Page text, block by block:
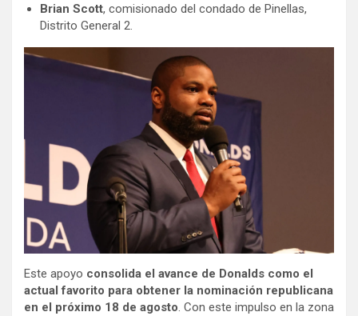
Brian Scott, comisionado del condado de Pinellas,
Distrito General 2.
Este apoyo consolida el avance de Donalds como el
actual favorito para obtener la nominación republicana
en el próximo 18 de agosto. Con este impulso en la zona